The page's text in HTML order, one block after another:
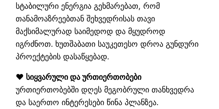
სტაბილური ენერგია გეხმარებათ, რომ
თანამოაზრეებთან შეხვედრისას თავი
მაქსიმალურად საიმედოდ და მყუდროდ
იგრძნოთ. ხუთშაბათი საუკეთესო დროა გუნდური
პროექტების დასაწყებად.
❤️ სიყვარული და ურთიერთობები
ურთიერთობებში დღეს მეგობრული თანხვედრა
და საერთო ინტერესები წინა პლანზეა.